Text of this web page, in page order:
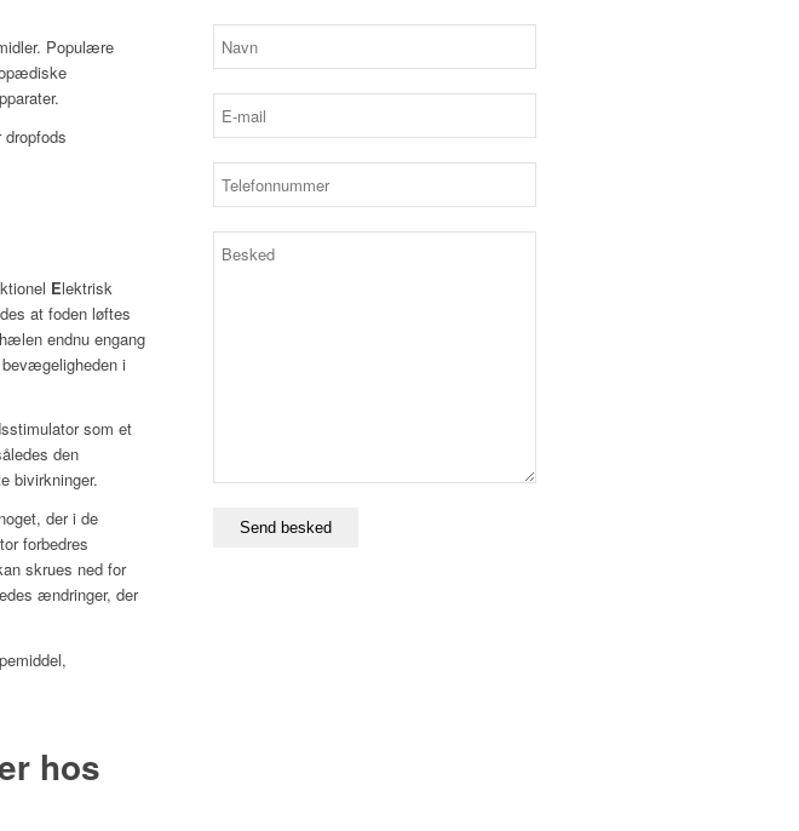
Populære
Elektrisk
at foden løftes
endnu engang
i
som et
den
bivirkninger.
der i de
forbedres
skrues ned for
ændringer, der
hos